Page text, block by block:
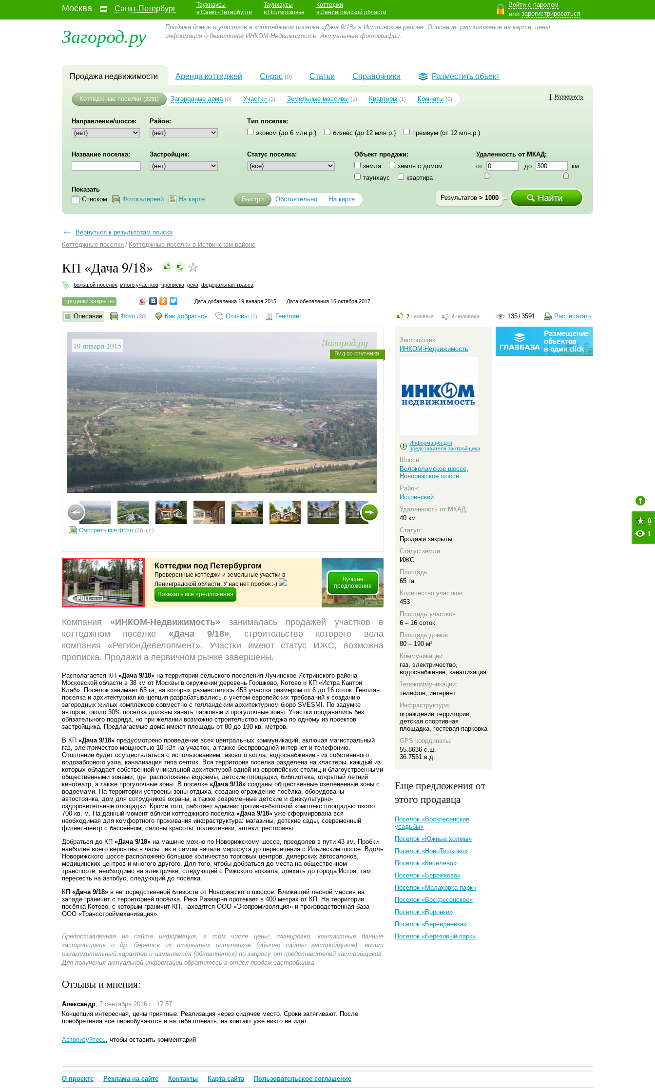
Москва Санкт-Петербург
Таухнаусы
в Санкт-Петербурге
Таунхаусы
в Подмосковье
Коттеджи
в Ленинградской области
Войти с паролем
или зарегистрироваться
Загород.ру
Продажа домов и участков в коттеджном поселке «Дача 9/18» в Истринском районе. Описание, расположение на карте, цены,
информация о девелопере ИНКОМ-Недвижимость. Актуальные фотографии.
Продажа недвижимости Аренда коттеджей Спрос (0) Статьи Справочники Разместить объект
Коттеджные поселки (2231) Загородные дома (0) Участки (1) Земельные массивы (1) Квартиры (1) Комнаты (0) Развернуть
Направление/шоссе: Район:
Тип поселка:
эконом (до 6 млн.р.)
бизнес (до 12 млн.р.) премиум (от 12 млн.р.)
Название поселка: Застройщик: Статус поселка:
Объект продажи:
земля
земля с домом
таунхаус
квартира
Удаленность от МКАД:
от
до км
Показать
Списком
Фотогалереей На карте Быстро Обстоятельно На карте Результатов > 1000
←
Вернуться к результатам поиска
Коттеджные поселки / Коттеджные поселки в Истринском районе
КП «Дача 9/18»
большой поселок много участков прописка река федеральная трасса
продажи закрыты Дата добавления 19 января 2015 Дата обновления 16 октября 2017
Описание Фото (20) Как добраться Отзывы (1) Генплан
Вид со спутника
19 января 2015
Смотреть все фото (20 шт.)
Коттеджи под Петербургом
Проверенные коттеджи и земельные участки в
Ленинградской области. У нас нет пробок :-)
Показать все предложения
Лучшие
предложения
Компания «ИНКОМ-Недвижимость» занималась продажей участков в
коттеджном посёлке «Дача 9/18», строительство которого вела
компания «РегионДевелопмент». Участки имеют статус ИЖС, возможна
прописка. Продажи а первичном рынке завершены.
Располагается КП «Дача 9/18» на территории сельского поселения Лучинское Истринского района
Московской области в 38 км от Москвы в окружении деревень Горшково, Котово и КП «Истра Кантри
Клаб». Посёлок занимает 65 га, на которых разместилось 453 участка размером от 6 до 16 соток. Генплан
поселка и архитектурная концепция разрабатывались с учетом европейских требований к созданию
загородных жилых комплексов совместно с голландским архитектурном бюро SVESMI. По задумке
авторов, около 30% посёлка должны занять парковые и прогулочные зоны. Участки продавались без
обязательного подряда, но при желании возможно строительство коттеджа по одному из проектов
застройщика. Предлагаемые дома имеют площадь от 80 до 190 кв. метров.
В КП «Дача 9/18» предусмотрено проведение всех центральных коммуникаций, включая магистральный
газ, электричество мощностью 10 кВт на участок, а также беспроводной интернет и телефонию.
Отопление будет осуществляться с использованием газового котла, водоснабжение - из собственного
водозаборного узла, канализация типа септик. Вся территория поселка разделена на кластеры, каждый из
которых обладает собственной уникальной архитектурой одной из европейских столиц и благоустроенными
общественными зонами, где расположены водоемы, детские площадки, библиотека, открытый летний
кинотеатр, а также прогулочные зоны. В поселке «Дача 9/18» созданы общественные озелененные зоны с
водоемами. На территории устроены зоны отдыха, создано ограждение посёлка, оборудованы
автостоянка, дом для сотрудников охраны, а также современные детские и физкультурно-
оздоровительные площадки. Кроме того, работает административно-бытовой комплекс площадью около
700 кв. м. На данный момент вблизи коттеджного поселка «Дача 9/18» уже сформирована вся
необходимая для комфортного проживания инфраструктура: магазины, детские сады, современный
фитнес-центр с бассейном, салоны красоты, поликлиники, аптеки, рестораны.
Добраться до КП «Дача 9/18» на машине можно по Новорижскому шоссе, преодолев в пути 43 км. Пробки
наиболее всего вероятны в часы пик в самом начале маршрута до пересечения с Ильинским шоссе. Вдоль
Новорижского шоссе расположено большое количество торговых центров, дилерских автосалонов,
медицинских центров и многого другого. Для того, чтобы добраться до места на общественном
транспорте, необходимо на электричке, следующей с Рижского вокзала, доехать до города Истра, там
пересесть на автобус, следующий до посёлка.
КП «Дача 9/18» в непосредственной близости от Новорижского шосссе. Ближащий лесной массив на
западе граничит с территорией посёлка. Река Разварня протекает в 400 метрах от КП. На территории
посёлка Котово, с которым граничит КП, находятся ООО «Экопромизоляция» и производственная база
ООО «Трансстроймеханизация».
Предоставленная на сайте информация, в том числе цены, планировки, контактные данные
застройщиков и др. берется из открытых источников (обычно сайты застройщиков), носит
ознакомительный характер и изменяется (обновляется) по запросу от представителей застройщиков.
Для получения актуальной информации обратитесь в отдел продаж застройщика.
Отзывы и мнения:
Александр, 7 сентября 2016 г., 17:57
Концепция интересная, цены приятные. Реализация через сидячее место. Сроки затягивают. После
приобретения все переобуваются и на тебя плевать, на контакт уже никто не идет.
Авторизуйтесь, чтобы оставить комментарий
2 человека 4 человека
Застройщик:
ИНКОМ-Недвижимость
Информация для
представителя застройщика
Шоссе:
Волоколамское шоссе,
Новорижское шоссе
Район:
Истринский
Удаленность от МКАД:
40 км
Статус:
Продажи закрыты
Статус земли:
ИЖС
Площадь:
65 га
Количество участков:
453
Площадь участков:
6 – 16 соток
Площадь домов:
80 – 190 м²
Коммуникации:
газ, электричество,
водоснабжение, канализация
Телекоммуникации:
телефон, интернет
Инфраструктура:
ограждение территории,
детская спортивная
площадка, гостевая парковка
GPS координаты:
55.8636 с.ш.
36.7551 в.д.
Еще предложения от
этого продавца
Поселок «Воскресенские
усадьбы»
Поселок «Южные холмы»
Поселок «НовоТишково»
Поселок «Киселево»
Поселок «Бережково»
Поселок «Малаховка-парк»
Поселок «Воскресенское»
Поселок «Воронки»
Поселок «Берендеевка»
Поселок «Березовый парк»
135/3591 Распечатать
О проекте Реклама на сайте Контакты Карта сайта Пользовательское соглашение
0
1